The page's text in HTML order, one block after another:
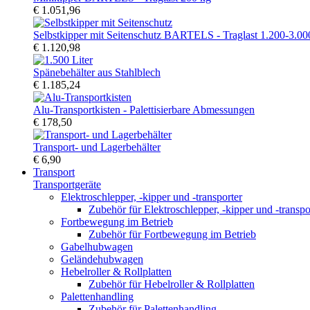
€ 1.051,96
Selbstkipper mit Seitenschutz BARTELS - Traglast 1.200-
€ 1.120,98
Spänebehälter aus Stahlblech
€ 1.185,24
Alu-Transportkisten - Palettisierbare Abmessungen
€ 178,50
Transport- und Lagerbehälter
€ 6,90
Transport
Transportgeräte
Elektroschlepper, -kipper und -transporter
Zubehör für Elektroschlepper, -kipper und -
Fortbewegung im Betrieb
Zubehör für Fortbewegung im Betrieb
Gabelhubwagen
Geländehubwagen
Hebelroller & Rollplatten
Zubehör für Hebelroller & Rollplatten
Palettenhandling